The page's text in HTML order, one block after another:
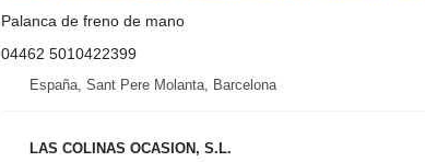
Palanca de freno de mano
04462 5010422399
España, Sant Pere Molanta, Barcelona
LAS COLINAS OCASION, S.L.